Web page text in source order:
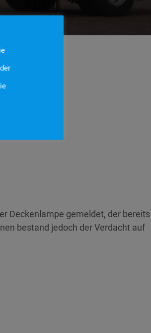
Deckenlampe gemeldet, der
bestand jedoch der Verdacht auf